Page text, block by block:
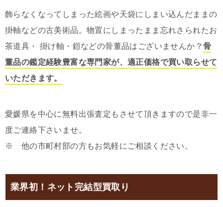
飾らなくなってしまった絵画や天袋にしまい込んだままの
掛軸などの古美術品。物置にしまったまま忘れさられたお
茶道具・ 掛け軸・鎧などの骨董品はございませんか？ 骨
董品の鑑定経験豊富な専門家が、適正価格で買い取らせて
いただきます。
愛媛県を中心に無料出張査定もさせて頂きますので是非一
度ご連絡下さいませ。
※ 他の市町村部の方もお気軽にご相談ください。
業界初！ネット完結型買取り